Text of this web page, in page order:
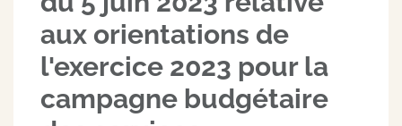
aux orientations de
l'exercice 2023 pour la
campagne budgétaire